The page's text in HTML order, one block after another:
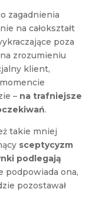
zagadnienia
na całokształt
poza
zrozumieniu
klient,
– na trafniejsze
.
takie mniej
sceptycyzm
podlegają
podpowiada ona,
pozostawał